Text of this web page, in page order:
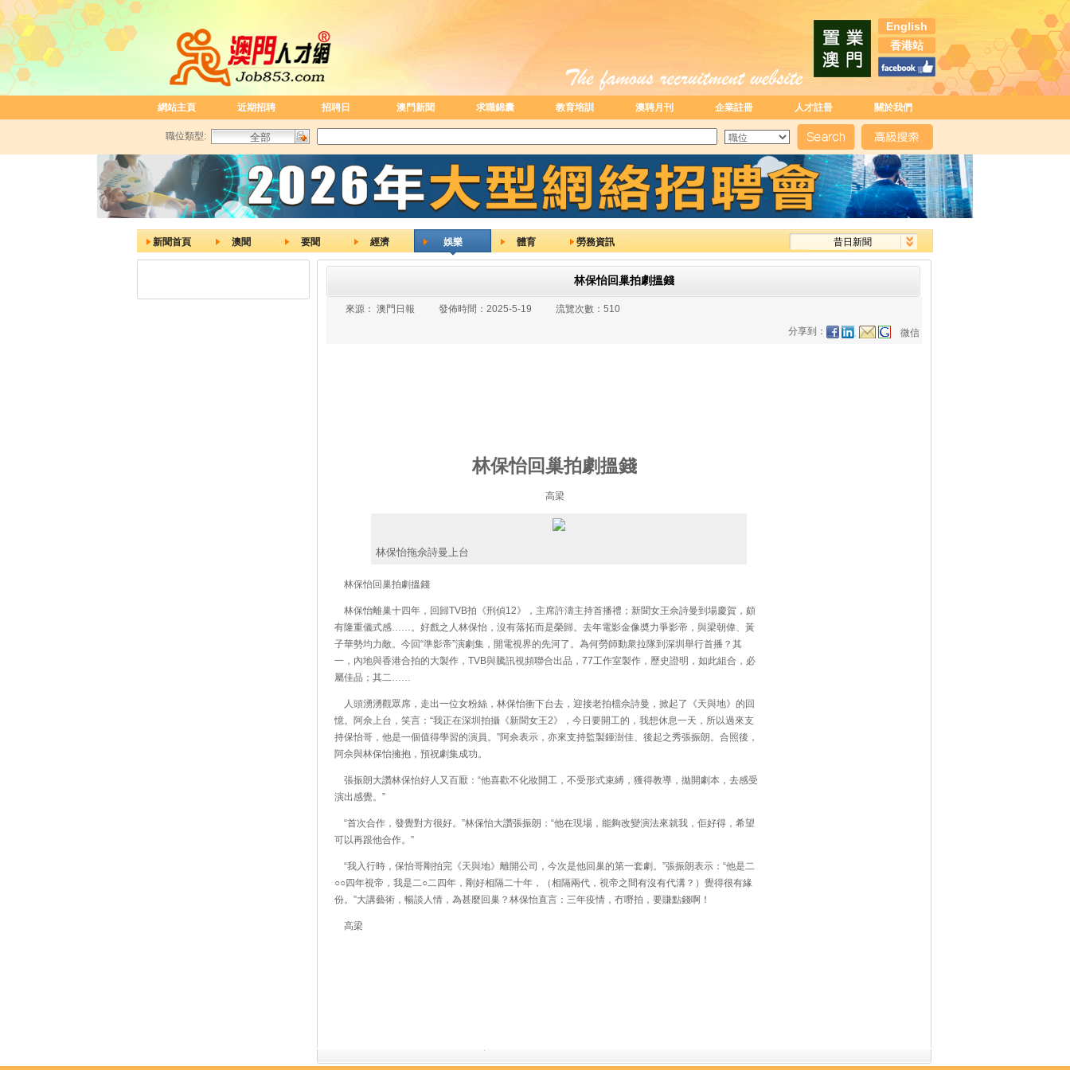
English
香港站
網站主頁 近期招聘 招聘日 澳門新聞 求職錦囊 教育培訓 澳聘月刊 企業註冊 人才註冊 關於我們
職位類型:
新聞首頁 澳聞 要聞 經濟 娛樂 體育 勞務資訊 昔日新聞
林保怡回巢拍劇搵錢
來源： 澳門日報 發佈時間： 2025-5-19 流覽次數： 510
分享到：
微信
林保怡回巢拍劇搵錢
高梁
林保怡拖佘詩曼上台
林保怡回巢拍劇搵錢
林保怡離巢十四年，回歸TVB拍《刑偵12》，主席許濤主持首播禮；新聞女王佘詩曼到場慶賀，頗
有隆重儀式感……。好戲之人林保怡，沒有落拓而是榮歸。去年電影金像奬力爭影帝，與梁朝偉、黃
子華勢均力敵。今回“準影帝”演劇集，開電視界的先河了。為何勞師動衆拉隊到深圳舉行首播？其
一，內地與香港合拍的大製作，TVB與騰訊視頻聯合出品，77工作室製作，歷史證明，如此組合，必
屬佳品；其二……
人頭湧湧觀眾席，走出一位女粉絲，林保怡衝下台去，迎接老拍檔佘詩曼，掀起了《天與地》的回
憶。阿佘上台，笑言：“我正在深圳拍攝《新聞女王2》，今日要開工的，我想休息一天，所以過來支
持保怡哥，他是一個值得學習的演員。”阿佘表示，亦來支持監製鍾澍佳、後起之秀張振朗。合照後，
阿佘與林保怡擁抱，預祝劇集成功。
張振朗大讚林保怡好人又百厭：“他喜歡不化妝開工，不受形式束縛，獲得教導，拋開劇本，去感受
演出感覺。”
“首次合作，發覺對方很好。”林保怡大讚張振朗：“他在現場，能夠改變演法來就我，佢好得，希望
可以再跟他合作。”
“我入行時，保怡哥剛拍完《天與地》離開公司，今次是他回巢的第一套劇。”張振朗表示：“他是二
○○四年視帝，我是二○二四年，剛好相隔二十年，（相隔兩代，視帝之間有沒有代溝？）覺得很有緣
份。”大講藝術，暢談人情，為甚麼回巢？林保怡直言：三年疫情，冇嘢拍，要賺點錢啊！
高梁